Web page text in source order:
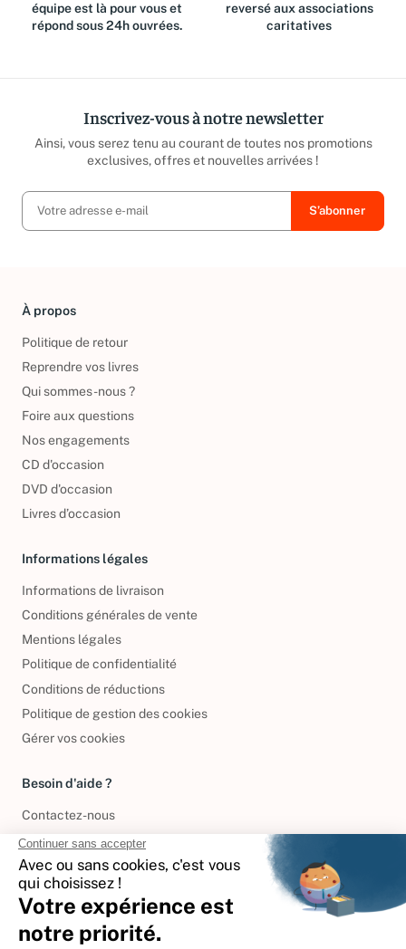
équipe est là pour vous et
répond sous 24h ouvrées.
reversé aux associations
caritatives
Inscrivez-vous à notre newsletter
Ainsi, vous serez tenu au courant de toutes nos promotions
exclusives, offres et nouvelles arrivées !
À propos
Politique de retour
Reprendre vos livres
Qui sommes-nous ?
Foire aux questions
Nos engagements
CD d'occasion
DVD d'occasion
Livres d’occasion
Informations légales
Informations de livraison
Conditions générales de vente
Mentions légales
Politique de confidentialité
Conditions de réductions
Politique de gestion des cookies
Gérer vos cookies
Besoin d'aide ?
Contactez-nous
International
🇪🇸Espagne